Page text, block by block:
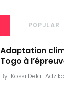
POPULAR
Adaptation
Togo à
By Kossi Delali Adzika